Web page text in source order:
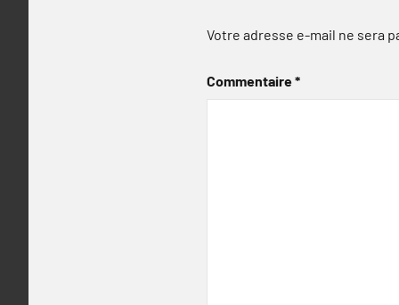
Votre adresse e-mail ne sera
Commentaire*